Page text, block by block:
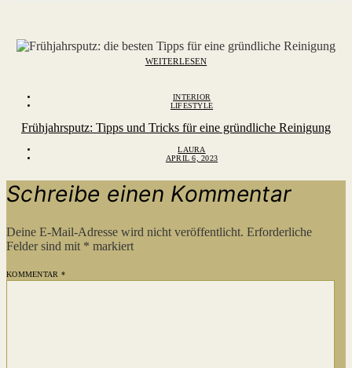
WEITERLESEN
INTERIOR
LIFESTYLE
Frühjahrsputz: Tipps und Tricks für eine gründliche Reinigung
LAURA
APRIL 6, 2023
Schreibe einen Kommentar
Deine E-Mail-Adresse wird nicht veröffentlicht. Erforderliche
Felder sind mit * markiert
KOMMENTAR *